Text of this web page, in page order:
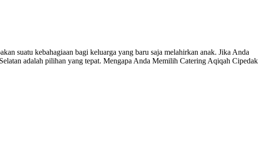
suatu kebahagiaan bagi keluarga yang baru saja melahirkan anak. Jika Anda
adalah pilihan yang tepat. Mengapa Anda Memilih Catering Aqiqah Cipedak